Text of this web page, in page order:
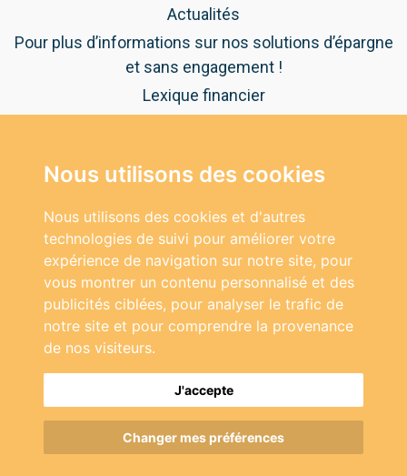
Nous utilisons des cookies
Nous utilisons des cookies et d'autres
technologies de suivi pour améliorer votre
expérience de navigation sur notre site, pour
vous montrer un contenu personnalisé et des
publicités ciblées, pour analyser le trafic de
notre site et pour comprendre la provenance
de nos visiteurs.
J'accepte
Changer mes préférences
Actualités
Pour plus d’informations sur nos solutions d’épargne
et sans engagement !
Lexique financier
NOUS CONTACTER
Nos experts vous répondent au:
04 92 38 14 74
Copyright 2026 © Le Bon Placement - Tous droits
Mentions légales-Conditions générales
d'utilisation-Plan du site- Réalisationckc-net.com